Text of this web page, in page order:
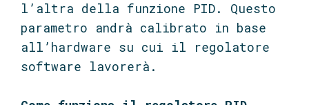
l’altra della funzione PID. Questo
parametro andrà calibrato in base
all’hardware su cui il regolatore
software lavorerà.